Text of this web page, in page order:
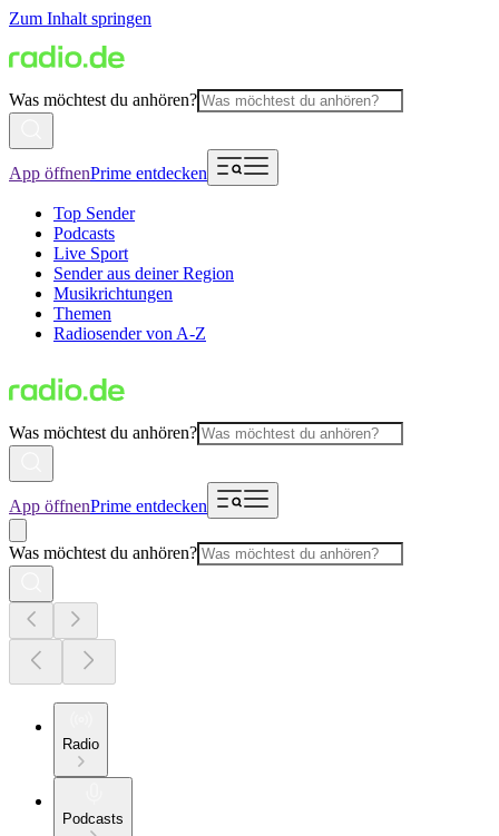
Zum Inhalt springen
Was möchtest du anhören?
App öffnenPrime entdecken
Top Sender
Podcasts
Live Sport
Sender aus deiner Region
Musikrichtungen
Themen
Radiosender von A-Z
Was möchtest du anhören?
App öffnenPrime entdecken
Was möchtest du anhören?
Radio
Podcasts